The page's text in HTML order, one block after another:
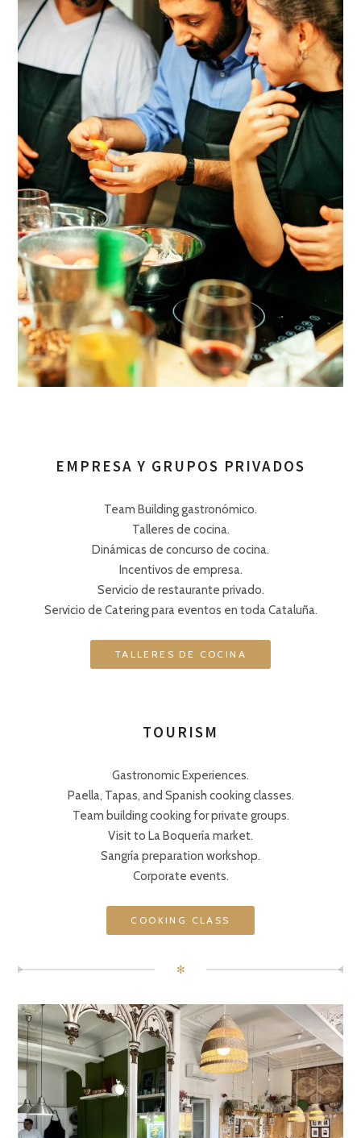
EMPRESA Y GRUPOS PRIVADOS
Team Building gastronómico.
Talleres de cocina.
Dinámicas de concurso de cocina.
Incentivos de empresa.
Servicio de restaurante privado.
Servicio de Catering para eventos en toda Cataluña.
TALLERES DE COCINA
TOURISM
Gastronomic Experiences.
Paella, Tapas, and Spanish cooking classes.
Team building cooking for private groups.
Visit to La Boquería market.
Sangría preparation workshop.
Corporate events.
COOKING CLASS
✻